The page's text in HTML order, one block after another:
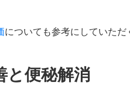
についても参考にしていただ
と便秘解消